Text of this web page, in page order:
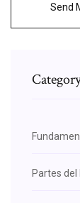
Send
Partes